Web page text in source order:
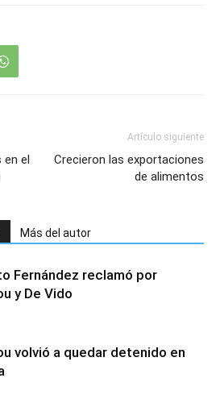
en el
Artículo siguiente
Crecieron las exportaciones
de alimentos
Más del autor
Fernández reclamó por
y De Vido
volvió a quedar detenido en